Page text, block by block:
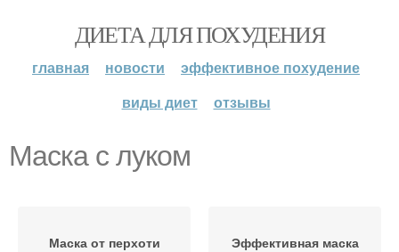
ДИЕТА ДЛЯ ПОХУДЕНИЯ
главная новости
эффективное похудение
виды диет
отзывы
Маска с луком
Маска от перхоти Эффективная маска